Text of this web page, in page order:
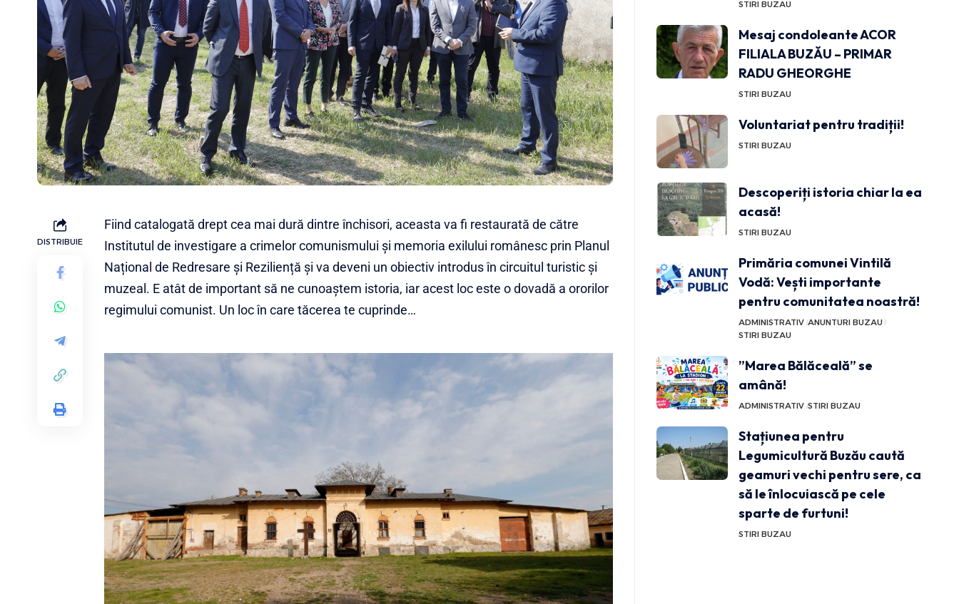
DISTRIBUIE
Fiind catalogată drept cea mai dură dintre închisori, aceasta va fi restaurată de către
Institutul de investigare a crimelor comunismului și memoria exilului românesc prin Planul
Național de Redresare și Reziliență și va deveni un obiectiv introdus în circuitul turistic și
muzeal. E atât de important să ne cunoaștem istoria, iar acest loc este o dovadă a ororilor
regimului comunist. Un loc în care tăcerea te cuprinde…
STIRI BUZAU
Mesaj condoleante ACOR
FILIALA BUZĂU – PRIMAR
RADU GHEORGHE
STIRI BUZAU
Voluntariat pentru tradiții!
STIRI BUZAU
Descoperiți istoria chiar la ea
acasă!
STIRI BUZAU
Primăria comunei Vintilă
Vodă: Vești importante
pentru comunitatea noastră!
ADMINISTRATIV ANUNTURI BUZAU
STIRI BUZAU
”Marea Bălăceală” se
amână!
ADMINISTRATIV STIRI BUZAU
Stațiunea pentru
Legumicultură Buzău caută
geamuri vechi pentru sere, ca
să le înlocuiască pe cele
sparte de furtuni!
STIRI BUZAU